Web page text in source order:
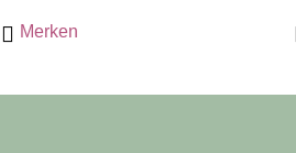
Merken